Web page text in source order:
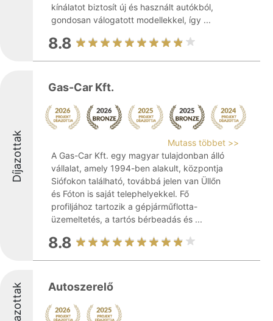
kínálatot biztosít új és használt autókból,
gondosan válogatott modellekkel, így ...
8.8
Díjazottak
Gas-Car Kft.
Mutass többet >>
A Gas-Car Kft. egy magyar tulajdonban álló
vállalat, amely 1994-ben alakult, központja
Siófokon található, továbbá jelen van Üllőn
és Fóton is saját telephelyekkel. Fő
profiljához tartozik a gépjárműflotta-
üzemeltetés, a tartós bérbeadás és ...
8.8
Díjazottak Autoszerelő